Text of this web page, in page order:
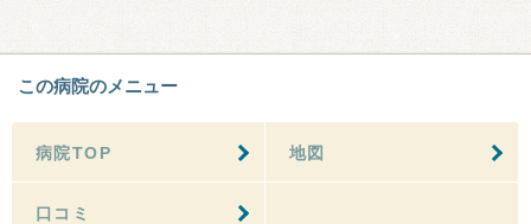
この病院のメニュー
病院TOP 地図
口コミ